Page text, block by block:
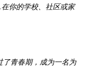
你的学校、社区或家
青春期，成为一名为